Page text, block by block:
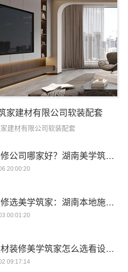
家建材有限公司软装配套
建材有限公司软装配套
湖南装修公司哪家好？湖南美学筑家建材老房翻新闭口合同
20:00:20
商铺装修选美学筑家：湖南本地施工，闭口合同
00:01:20
湖南建材装修美学筑家怎么选看设计施工一体化
09:17:14